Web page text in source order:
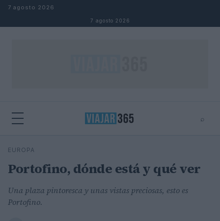
Saltar al contenido
7 agosto 2026
7 agosto 2026
⌕
Buscar
EUROPA
Portofino, dónde está y qué ver
Una plaza pintoresca y unas vistas preciosas, esto es
Portofino.